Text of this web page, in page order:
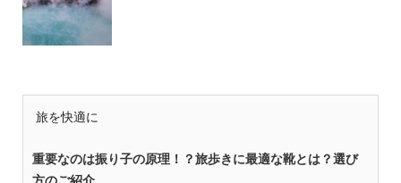
旅を快適に
重要なのは振り子の原理！？旅歩きに最適な靴とは？選び